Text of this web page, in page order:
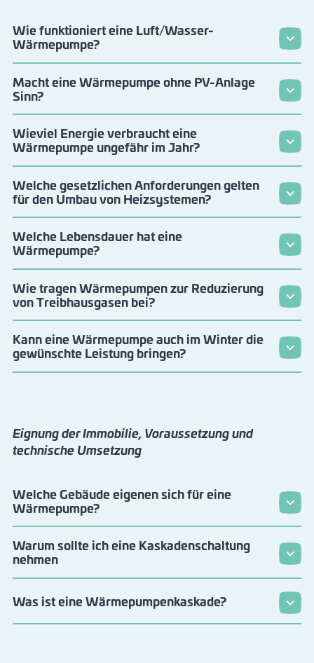
Wie funktioniert eine Luft/Wasser-
Wärmepumpe?
Macht eine Wärmepumpe ohne PV-Anlage
Sinn?
Wieviel Energie verbraucht eine
Wärmepumpe ungefähr im Jahr?
Welche gesetzlichen Anforderungen gelten
für den Umbau von Heizsystemen?
Welche Lebensdauer hat eine
Wärmepumpe?
Wie tragen Wärmepumpen zur Reduzierung
von Treibhausgasen bei?
Kann eine Wärmepumpe auch im Winter die
gewünschte Leistung bringen?
Eignung der Immobilie, Voraussetzung und
technische Umsetzung
Welche Gebäude eigenen sich für eine
Wärmepumpe?
Warum sollte ich eine Kaskadenschaltung
nehmen
Was ist eine Wärmepumpenkaskade?